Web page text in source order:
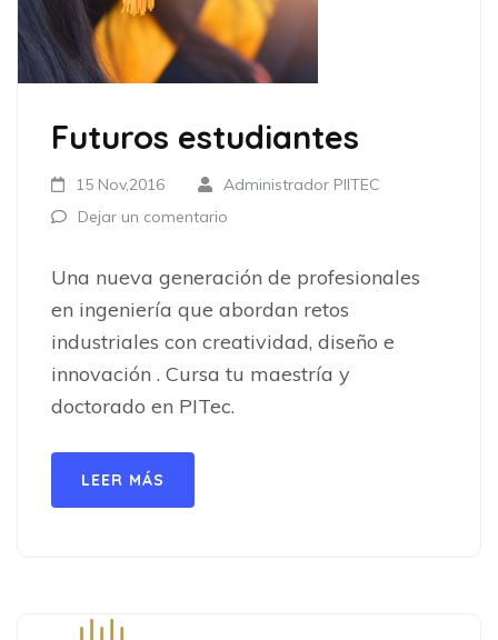
Futuros estudiantes
15 Nov,2016
Administrador PIITEC
Dejar un comentario
Una nueva generación de profesionales
en ingeniería que abordan retos
industriales con creatividad, diseño e
innovación . Cursa tu maestría y
doctorado en PITec.
LEER MÁS